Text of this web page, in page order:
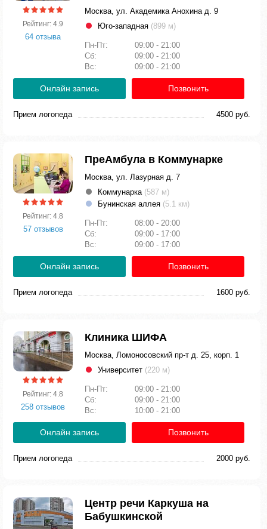
Рейтинг: 4.9
64 отзыва
Москва, ул. Академика Анохина д. 9
Юго-западная (899 м)
Пн-Пт:
09:00 - 21:00
Сб:
09:00 - 21:00
Вс:
09:00 - 21:00
Онлайн запись Позвонить
Прием логопеда 4500 руб.
Рейтинг: 4.8
57 отзывов
ПреАмбула в Коммунарке
Москва, ул. Лазурная д. 7
Коммунарка (587 м)
Бунинская аллея (5.1 км)
Пн-Пт:
08:00 - 20:00
Сб:
09:00 - 17:00
Вс:
09:00 - 17:00
Онлайн запись Позвонить
Прием логопеда 1600 руб.
Рейтинг: 4.8
258 отзывов
Клиника ШИФА
Москва, Ломоносовский пр-т д. 25, корп. 1
Университет (220 м)
Пн-Пт:
09:00 - 21:00
Сб:
09:00 - 21:00
Вс:
10:00 - 21:00
Онлайн запись Позвонить
Прием логопеда 2000 руб.
Центр речи Каркуша на
Бабушкинской